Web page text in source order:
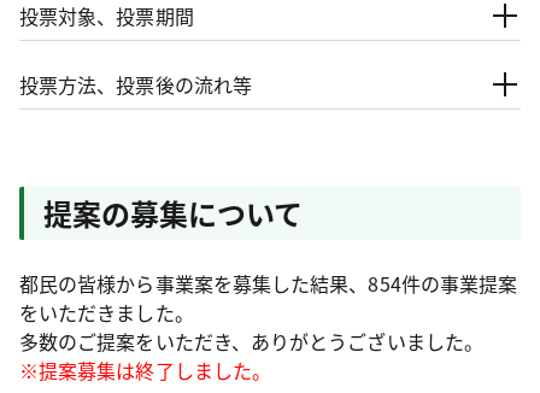
投票対象、投票期間
投票方法、投票後の流れ等
提案の募集について
都民の皆様から事業案を募集した結果、854件の事業提案
をいただきました。
多数のご提案をいただき、ありがとうございました。
※提案募集は終了しました。